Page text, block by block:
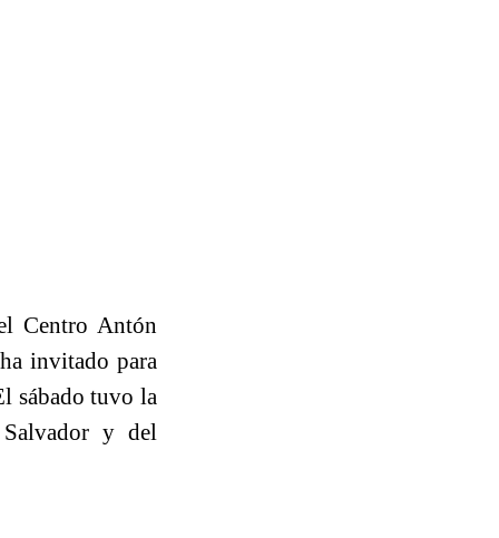
Centro Antón
invitado para
sábado tuvo la
y del